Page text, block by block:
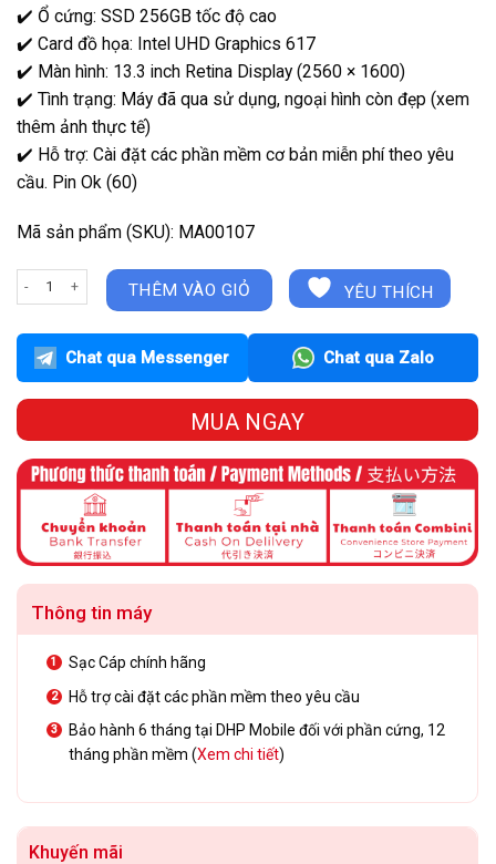
✔️ Ổ cứng: SSD 256GB tốc độ cao
✔️ Card đồ họa: Intel UHD Graphics 617
✔️ Màn hình: 13.3 inch Retina Display (2560 × 1600)
✔️ Tình trạng: Máy đã qua sử dụng, ngoại hình còn đẹp (xem
thêm ảnh thực tế)
✔️ Hỗ trợ: Cài đặt các phần mềm cơ bản miễn phí theo yêu
cầu. Pin Ok (60)
Mã sản phẩm (SKU): MA00107
MacBook Air 2019 Core i5-8210Y | 8GB | 256GB | 13.3 inch số lượng
THÊM VÀO GIỎ YÊU THÍCH
Chat qua Messenger Chat qua Zalo
MUA NGAY
Thông tin máy
Sạc Cáp chính hãng
Hỗ trợ cài đặt các phần mềm theo yêu cầu
Bảo hành 6 tháng tại DHP Mobile đối với phần cứng, 12
tháng phần mềm (Xem chi tiết)
Khuyến mãi